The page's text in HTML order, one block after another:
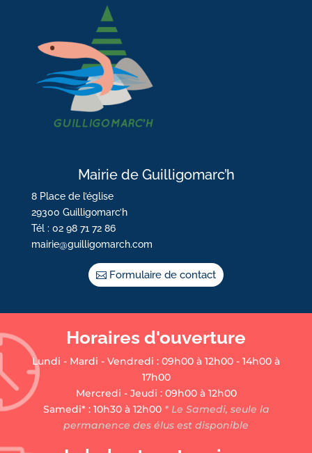
Mairie de Guilligomarc’h
8 Place de l’église
29300 Guilligomarc’h
Tél : 02 98 71 72 86
mairie@guilligomarch.com
Formulaire de contact
Horaires d'ouverture
Lundi - Mardi - Vendredi : 09h00 à 12h00 - 14h00 à
17h00
Mercredi - Jeudi : 09h00 à 12h00
Samedi* : 10h30 à 12h00* Le Samedi, seule la
permanence des élus est disponible